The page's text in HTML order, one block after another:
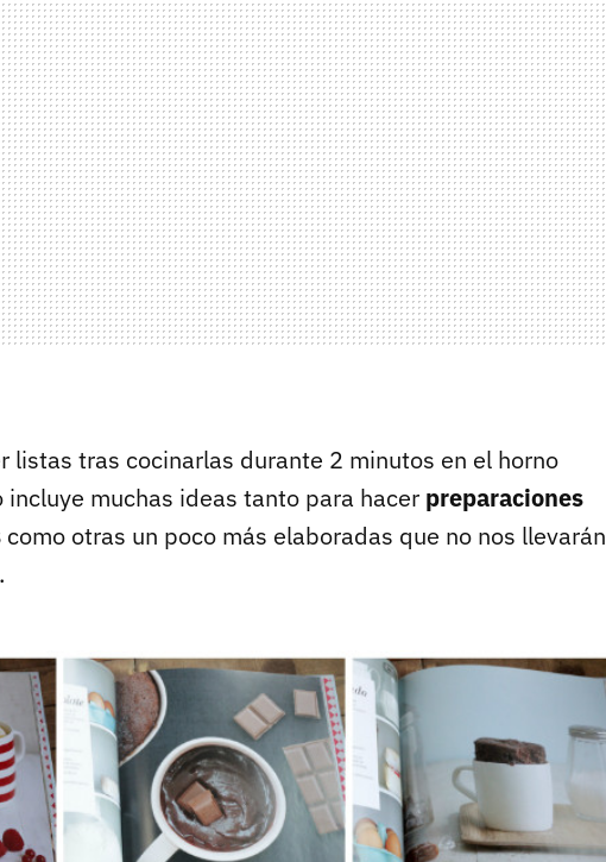
listas tras cocinarlas durante 2 minutos en el horno
muchas ideas tanto para hacer preparaciones
como otras un poco más elaboradas que no nos llevarán